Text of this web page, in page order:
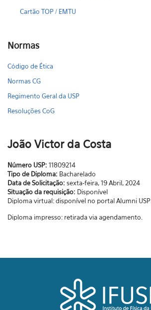
Cartão TOP / EMTU
Normas
Código de Ética
Normas CG
Regimento Geral da USP
Resoluções CoG
João Victor da Costa
Número USP: 11809214
Tipo de Diploma: Bacharelado
Data de Solicitação: sexta-feira, 19 Abril, 2024
Situação da requisição: Disponível
Diploma virtual: disponível no portal Alumni USP.
Diploma impresso: retirada via agendamento.